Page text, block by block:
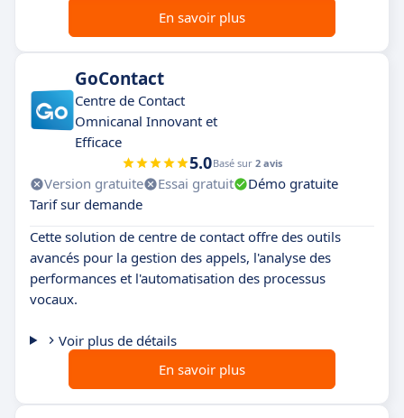
En savoir plus
GoContact
Centre de Contact
Omnicanal Innovant et
Efficace
5.0Basé sur 2 avis
Version gratuite Essai gratuit
Démo gratuite
Tarif sur demande
Cette solution de centre de contact offre des outils
avancés pour la gestion des appels, l'analyse des
performances et l'automatisation des processus
vocaux.
Voir plus de détails
En savoir plus